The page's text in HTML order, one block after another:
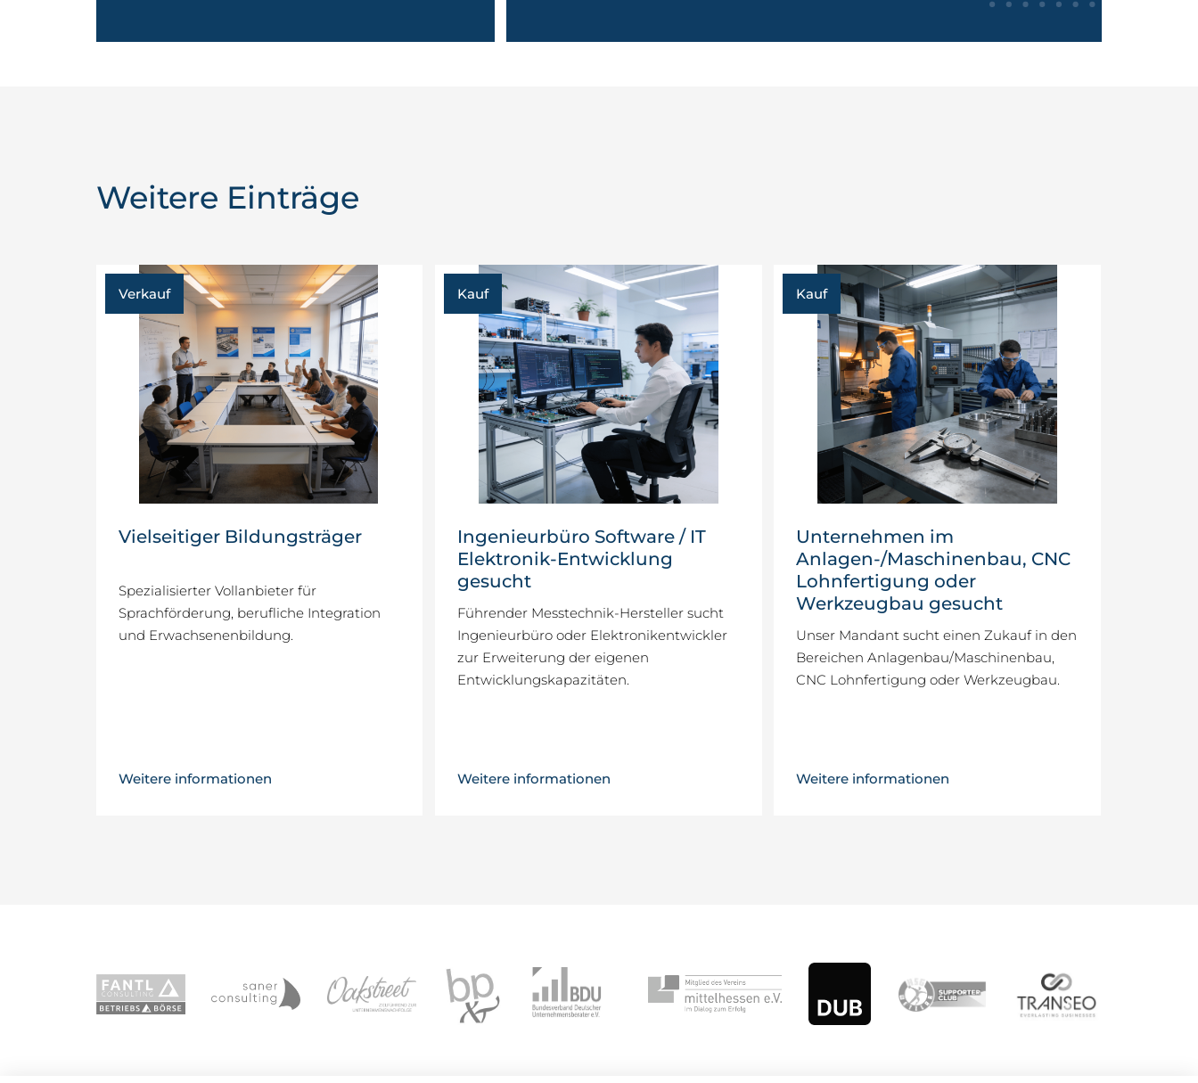
Weitere Einträge
Verkauf
Vielseitiger Bildungsträger
Spezialisierter Vollanbieter für
Sprachförderung, berufliche Integration
und Erwachsenenbildung.
Weitere informationen
Kauf
Ingenieurbüro Software / IT
Elektronik-Entwicklung
gesucht
Führender Messtechnik-Hersteller sucht
Ingenieurbüro oder Elektronikentwickler
zur Erweiterung der eigenen
Entwicklungskapazitäten.
Weitere informationen
Kauf
Unternehmen im
Anlagen-/Maschinenbau, CNC
Lohnfertigung oder
Werkzeugbau gesucht
Unser Mandant sucht einen Zukauf in den
Bereichen Anlagenbau/Maschinenbau,
CNC Lohnfertigung oder Werkzeugbau.
Weitere informationen